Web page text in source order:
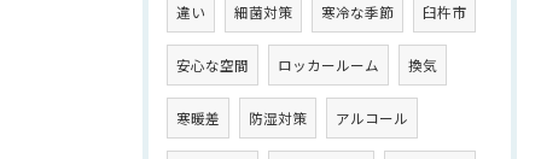
違い 細菌対策 寒冷な季節 臼杵市
安心な空間 ロッカールーム 換気
寒暖差 防湿対策 アルコール